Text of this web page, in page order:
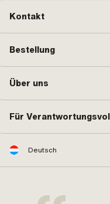
Kontakt
Bestellung
Über uns
Für
Deutsch